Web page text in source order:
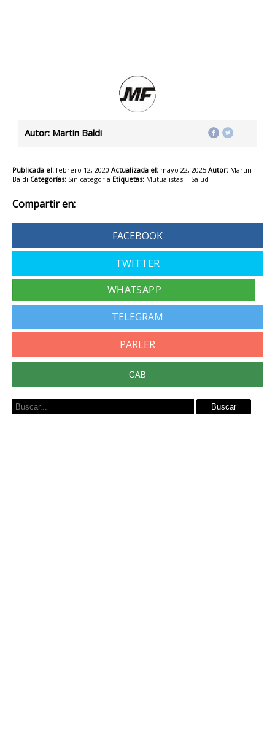
Autor: Martin Baldi
Publicada el: febrero 12, 2020 Actualizada el: mayo 22, 2025 Autor: Martin
Baldi Categorías: Sin categoría Etiquetas: Mutualistas | Salud
Compartir en:
FACEBOOK
TWITTER
TELEGRAM
PARLER
GAB